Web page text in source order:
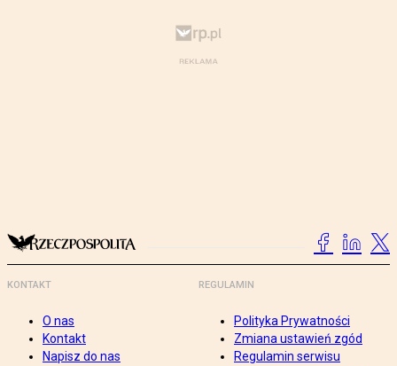
KONTAKT
O nas
Kontakt
Napisz do nas
REGULAMIN
Polityka Prywatności
Zmiana ustawień zgód
Regulamin serwisu